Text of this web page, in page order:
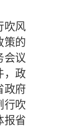
吹风
策的
会议
，政
政府
行吹
报省